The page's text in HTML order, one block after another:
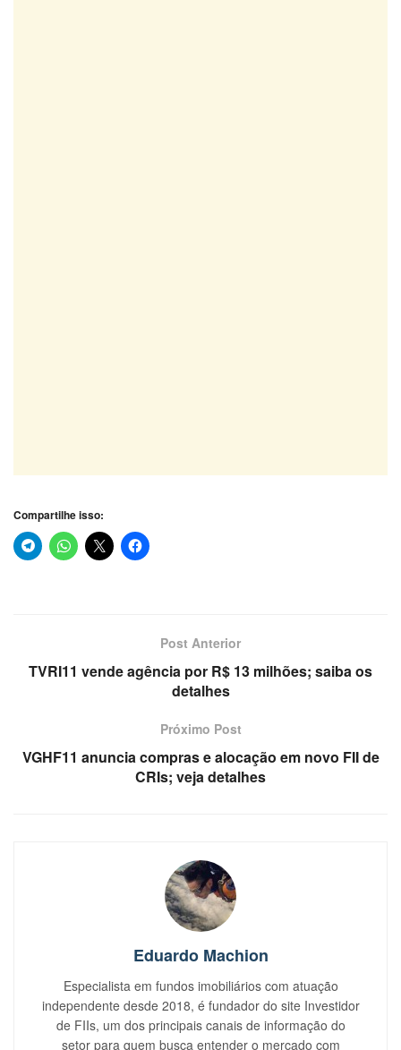
Compartilhe isso:
Post Anterior
TVRI11 vende agência por R$ 13 milhões; saiba os
detalhes
Próximo Post
VGHF11 anuncia compras e alocação em novo FII de
CRIs; veja detalhes
Eduardo Machion
Especialista em fundos imobiliários com atuação
independente desde 2018, é fundador do site Investidor
de FIIs, um dos principais canais de informação do
setor para quem busca entender o mercado com